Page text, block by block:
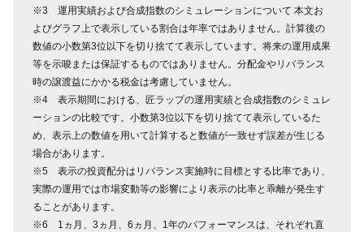
※3 運用実績および合成指数のシミュレーションについて 本文お
よびグラフ上で表示している割合は年率ではありません。計算後の
数値の小数第3位以下を切り捨てて表示しています。将来の運用成果
等を示唆または保証するものではありません。分配金やリバランス
時の譲渡益にかかる税金は考慮していません。
※4 表示期間における、匠ラップの運用実績と合成指数のシミュレ
ーションの比較です。小数第3位以下を切り捨てて表示しているた
め、表示上の数値を用いて計算すると数値が一致せず誤差が生じる
場合があります。
※5 表示の投資配分はリバランス実施時に目標とする比率であり、
実際の運用では市場変動等の影響により表示の比率と乖離が発生す
ることがあります。
※6 1ヵ月、3ヵ月、6ヵ月、1年のパフォーマンスは、それぞれ直